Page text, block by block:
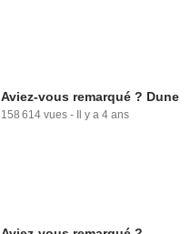
Aviez-vous remarqué ? Dune
158 614 vues - Il y a 4 ans